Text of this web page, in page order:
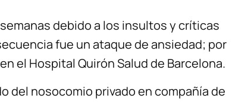
debido a los insultos y críticas
fue un ataque de ansiedad; por
el Hospital Quirón Salud de Barcelona.
del nosocomio privado en compañía de